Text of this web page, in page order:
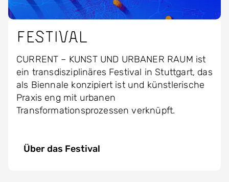
Festival
CURRENT – KUNST UND URBANER RAUM ist
ein transdisziplinäres Festival in Stuttgart, das
als Biennale konzipiert ist und künstlerische
Praxis eng mit urbanen
Transformationsprozessen verknüpft.
Über das Festival